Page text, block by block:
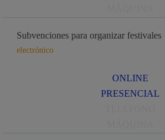
Subvenciones para organizar festivales
electrónico
ONLINE
PRESENCIAL